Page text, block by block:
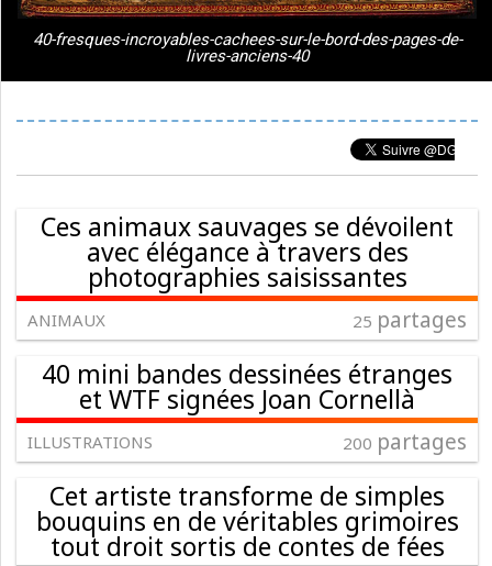
40-fresques-incroyables-cachees-sur-le-bord-des-pages-de-
livres-anciens-40
Ces animaux sauvages se dévoilent
avec élégance à travers des
photographies saisissantes
ANIMAUX 25 partages
40 mini bandes dessinées étranges
et WTF signées Joan Cornellà
ILLUSTRATIONS 200 partages
Cet artiste transforme de simples
bouquins en de véritables grimoires
tout droit sortis de contes de fées